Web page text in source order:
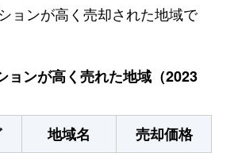
ョンが高く売却された地域で
ョンが高く売れた地域（2023
地域名
売却価格